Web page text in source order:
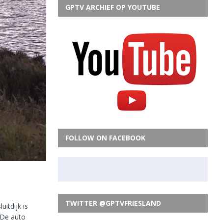
is
auto
GPTV ARCHIEF OP YOUTUBE
FOLLOW ON FACEBOOK
TWITTER @GPTVFRIESLAND